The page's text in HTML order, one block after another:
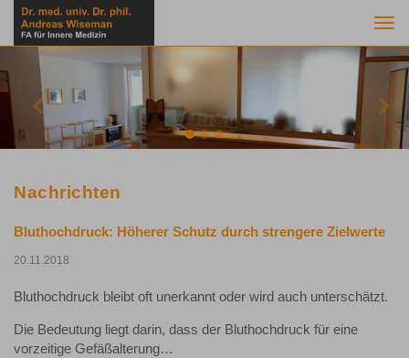
Previous
Nachrichten
Bluthochdruck: Höherer Schutz durch strengere Zielwerte
20.11.2018
Bluthochdruck bleibt oft unerkannt oder wird auch unterschätzt.
Die Bedeutung liegt darin, dass der Bluthochdruck für eine
vorzeitige Gefäßalterung…